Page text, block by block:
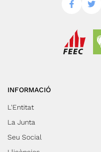
INFORMACIÓ
L'Entitat
La Junta
Seu Social